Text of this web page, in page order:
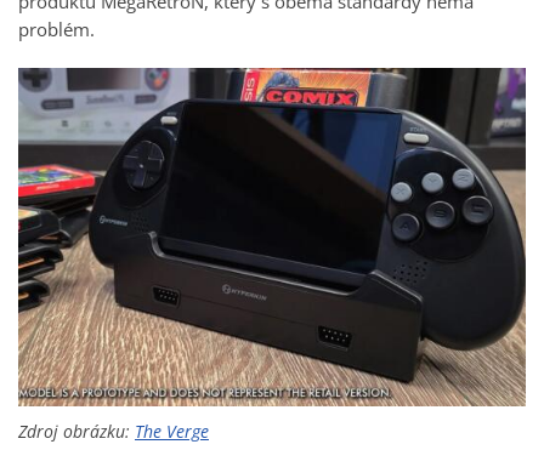
problém.
Zdroj obrázku: The Verge